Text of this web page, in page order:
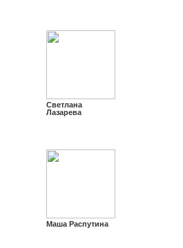
Светлана
Лазарева
Маша Распутина